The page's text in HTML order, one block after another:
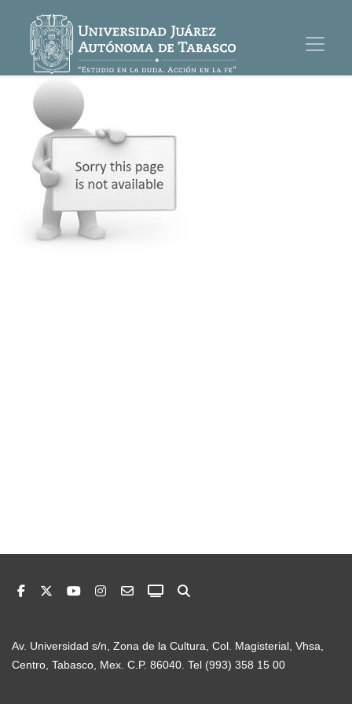
Av. Universidad s/n, Zona de la Cultura, Col. Magisterial, Vhsa,
Centro, Tabasco, Mex. C.P. 86040. Tel (993) 358 15 00